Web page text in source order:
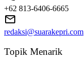
+62 813-6406-6665
redaksi@suarakepri.com
Topik Menarik